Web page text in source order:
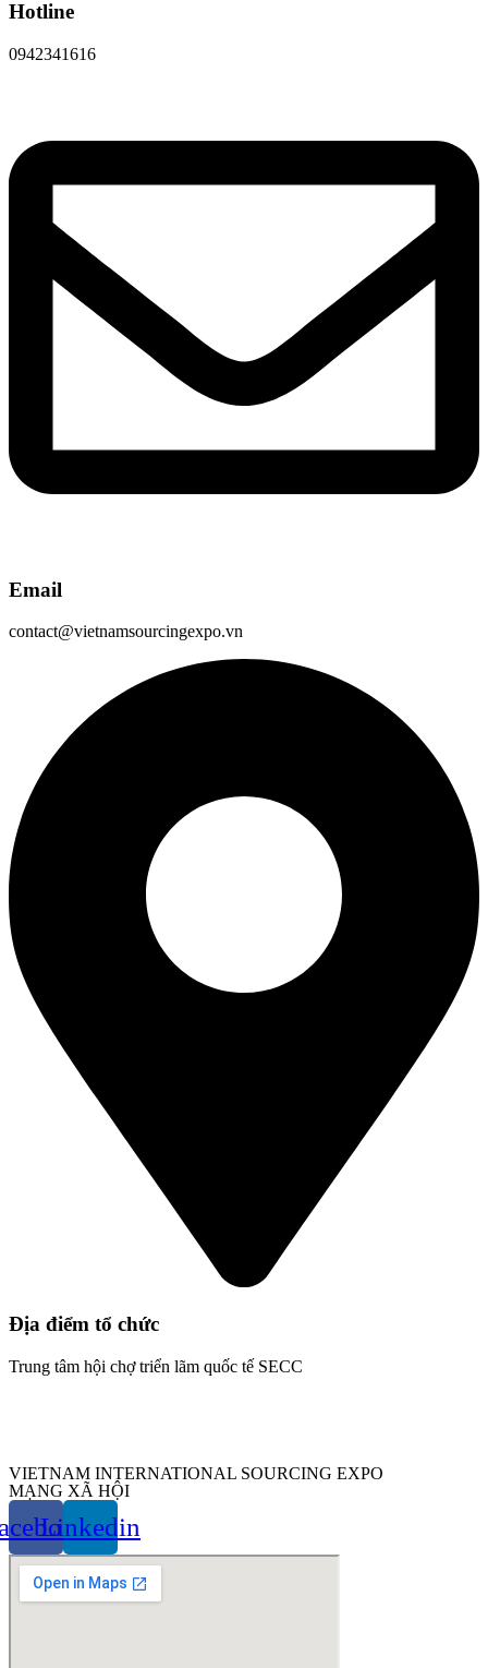
Hotline
0942341616
Email
contact@vietnamsourcingexpo.vn
Địa điểm tổ chức
Trung tâm hội chợ triển lãm quốc tế SECC
VIETNAM INTERNATIONAL SOURCING EXPO
MẠNG XÃ HỘI
Linkedin